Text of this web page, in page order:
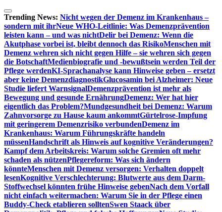
Zum
Inhalt
springen
Trending News: Nicht wegen der Demenz im Krankenhaus –
sondern mit ihrNeue WHO-Leitlinie: Was Demenzprävention
leisten kann – und was nichtDelir bei Demenz: Wenn die
Akutphase vorbei ist, bleibt dennoch das RisikoMenschen mit
Demenz wehren sich nicht gegen Hilfe – sie wehren sich gegen
die BotschaftMedienbiografie und -bewußtsein werden Teil der
Pflege werdenKI-Sprachanalyse kann Hinweise geben – ersetzt
aber keine DemenzdiagnostikGlucosamin bei Alzheimer: Neue
Studie liefert WarnsignalDemenzprävention ist mehr als
Bewegung und gesunde ErnährungDemenz: Wer hat hier
eigentlich das Problem?Mundgesundheit bei Demenz: Warum
Zahnvorsorge zu Hause kaum ankommtGürtelrose-Impfung
mit geringerem Demenzrisiko verbundenDemenz im
Krankenhaus: Warum Führungskräfte handeln
müssenHandschrift als Hinweis auf kognitive Veränderungen?
Kampf dem Arbeitskreis: Warum solche Gremien oft mehr
schaden als nützenPflegereform: Was sich ändern
könnteMenschen mit Demenz versorgen: Verhalten doppelt
lesenKognitive Verschlechterung: Blutwerte aus dem Darm-
Stoffwechsel könnten frühe Hinweise gebenNach dem Vorfall
nicht einfach weitermachen: Warum Sie in der Pflege einen
Buddy-Check etablieren solltenSwen Staack über